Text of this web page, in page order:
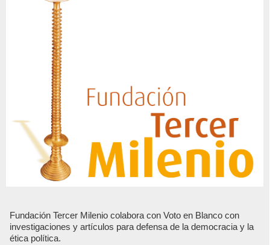
Fundación Tercer Milenio colabora con Voto en Blanco con
investigaciones y artículos para defensa de la democracia y la
ética política.